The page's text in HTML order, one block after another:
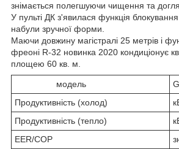
знімається полегшуючи чищення та
У пульті ДК з'явилася функція блокування
набули зручної форми.
Маючи довжину магістралі 25 метрів і
фреоні R-32 новинка 2020 кондиціонує
площею 60 кв. м.
модель
Продуктивність (холод)
Продуктивність (тепло)
EER/COP